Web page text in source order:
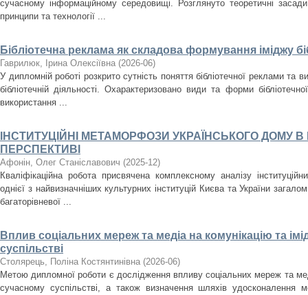
сучасному інформаційному середовищі. Розглянуто теоретичні
принципи та технології ...
Бібліотечна реклама як складова формування іміджу
Гаврилюк, Ірина Олексіївна (2026-06)
У дипломній роботі розкрито сутність поняття бібліотечної реклами та
бібліотечній діяльності. Охарактеризовано види та форми
використання ...
ІНСТИТУЦІЙНІ МЕТАМОРФОЗИ УКРАЇНСЬКОГО ДОМУ В
ПЕРСПЕКТИВІ
Афонін, Олег Станіславович (2025-12)
Кваліфікаційна робота присвячена комплексному аналізу
однієї з найвизначніших культурних інституцій Києва та України
багаторівневої ...
Вплив соціальних мереж та медіа на комунікацію та
суспільстві
Столярець, Поліна Костянтинівна (2026-06)
Метою дипломної роботи є дослідження впливу соціальних мереж та
сучасному суспільстві, а також визначення шляхів удосконалення